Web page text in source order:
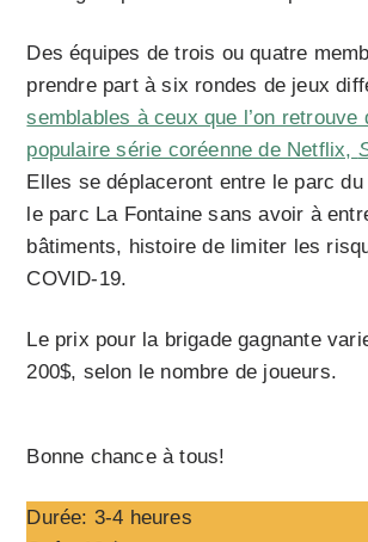
Des équipes de trois ou quatre
prendre part à six rondes de jeux
semblables à ceux que l’on retrouve
populaire série coréenne de Netflix,
Elles se déplaceront entre le parc
le parc La Fontaine sans avoir à
bâtiments, histoire de limiter les
COVID-19.
Le prix pour la brigade gagnante
200$, selon le nombre de joueurs.
Bonne chance à tous!
Durée: 3-4 heures